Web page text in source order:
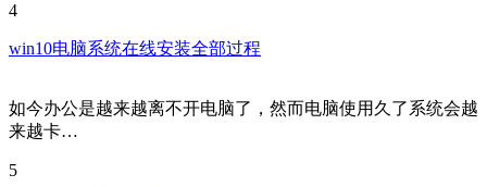
4
win10电脑系统在线安装全部过程
如今办公是越来越离不开电脑了，然而电脑使用久了系统会越
来越卡…
5